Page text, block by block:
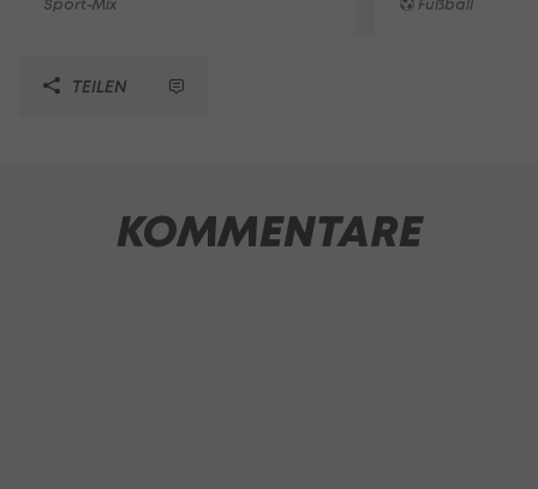
Sport-Mix Fußball
TEILEN
KOMMENTARE